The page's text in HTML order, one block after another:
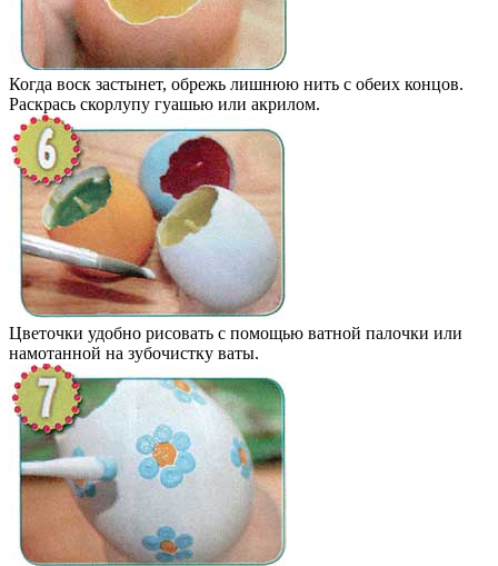
Когда воск застынет, обрежь лишнюю нить с обеих концов.
Раскрась скорлупу гуашью или акрилом.
Цветочки удобно рисовать с помощью ватной палочки или
намотанной на зубочистку ваты.